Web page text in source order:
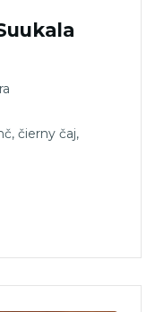
čierny čaj,